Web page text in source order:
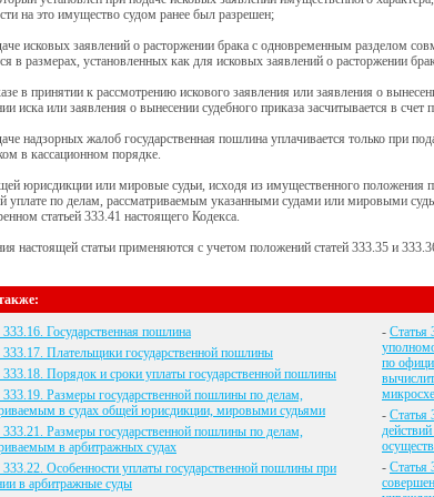
на это имущество судом ранее был разрешен;
исковых заявлений о расторжении брака с одновременным разделом
в размерах, установленных как для исковых заявлений о расторжении
в принятии к рассмотрению искового заявления или заявления о
иска или заявления о вынесении судебного приказа засчитывается в
надзорных жалоб государственная пошлина уплачивается только при
в кассационном порядке.
юрисдикции или мировые судьи, исходя из имущественного положения
уплате по делам, рассматриваемым указанными судами или мировыми
статьей 333.41 настоящего Кодекса.
настоящей статьи применяются с учетом положений статей 333.35 и
333.16. Государственная пошлина
333.17. Плательщики государственной пошлины
333.18. Порядок и сроки уплаты государственной пошлины
333.19. Размеры государственной пошлины по делам,
в судах общей юрисдикции, мировыми судьями
333.21. Размеры государственной пошлины по делам,
в арбитражных судах
333.22. Особенности уплаты государственной пошлины при
в арбитражные суды
- Статья
по
- Статья
- Статья